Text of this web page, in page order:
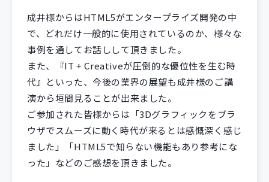
成井様からはHTML5がエンタープライズ開発の中
で、どれだけ一般的に使用されているのか、様々な
事例を通してお話しして頂きました。
また、『IT + Creativeが圧倒的な優位性を生む時
代』といった、今後の業界の展望も成井様のご講
演から垣間見ることが出来ました。
ご参加された皆様からは「3Dグラフィックをブラ
ウザでスムーズに動く時代が来るとは感慨深く感じ
ました」「HTML5で知らない機能もあり参考にな
った」などのご感想を頂きました。